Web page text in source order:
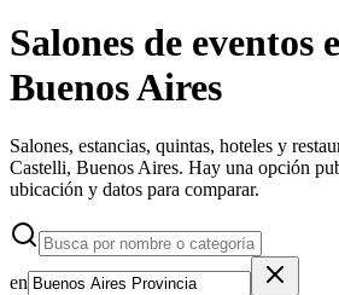
Salones de eventos
Buenos Aires
Salones, estancias, quintas, hoteles y
Castelli, Buenos Aires. Hay una opción
ubicación y datos para comparar.
en